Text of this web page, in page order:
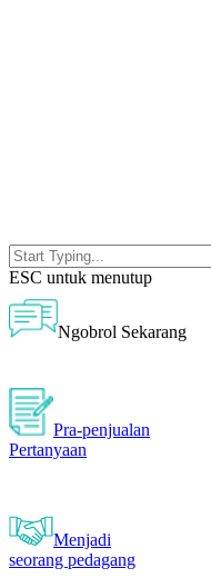
ESC untuk menutup
Ngobrol Sekarang
Pra-penjualan
Pertanyaan
Menjadi
seorang pedagang